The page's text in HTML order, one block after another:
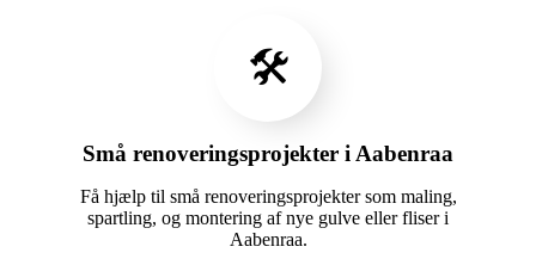
🛠️
Små renoveringsprojekter i Aabenraa
Få hjælp til små renoveringsprojekter som maling,
spartling, og montering af nye gulve eller fliser i
Aabenraa.